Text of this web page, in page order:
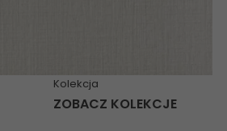
Kolekcja
ZOBACZ KOLEKCJE